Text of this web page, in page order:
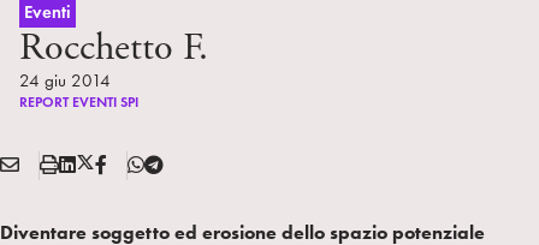
Eventi
Rocchetto F.
24 giu 2014
REPORT EVENTI SPI
Condividi:
E
A
S L X F
T
Diventare soggetto ed erosione dello spazio potenziale